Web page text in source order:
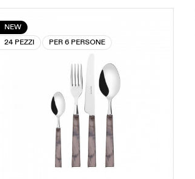
NEW
24 PEZZI
PER 6 PERSONE